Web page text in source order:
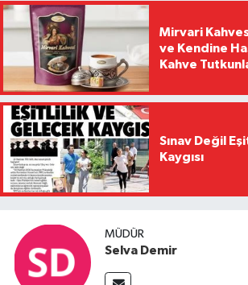
Mirvari
ve Kendine
Kahve
Sınav Değil
Kaygısı
MÜDÜR
Selva Demir